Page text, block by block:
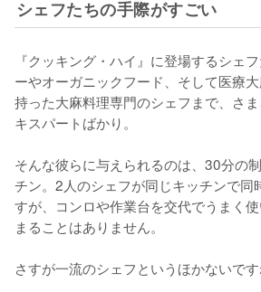
シェフたちの手際がすごい
『クッキング・ハイ』に登場するシェ
ーやオーガニックフード、そして医療
持った大麻料理専門のシェフまで、さ
キスパートばかり。
そんな彼らに与えられるのは、30分の
チン。2人のシェフが同じキッチンで同
すが、コンロや作業台を交代でうまく
まることはありません。
さすが一流のシェフというほかないです